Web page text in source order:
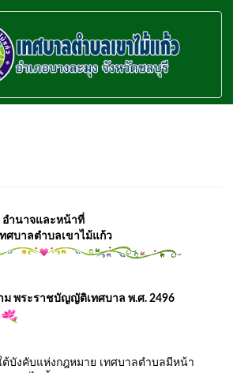
อำนาจและหน้าที่
ศบาลตำบลเขาไม้แก้ว
ม พระราชบัญญัติเทศบาล พ.ศ. 2496
ต้บังคับแห่งกฎหมาย เทศบาลตำบลมีหน้า